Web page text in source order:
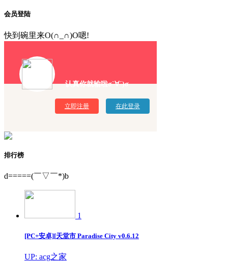
会员登陆
快到碗里来O(∩_∩)O嗯!
认真你就输啦σ`∀´)σ
立即注册 在此登录
排行榜
d=====(￣▽￣*)b
1
[PC+安卓][天堂市 Paradise City v0.6.12
UP: acg之家